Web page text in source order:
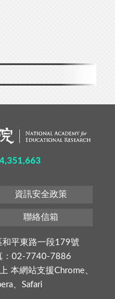
資訊安全政策
聯絡信箱
平東路一段179號
：02-7740-7886
本網站支援Chrome、
、Safari